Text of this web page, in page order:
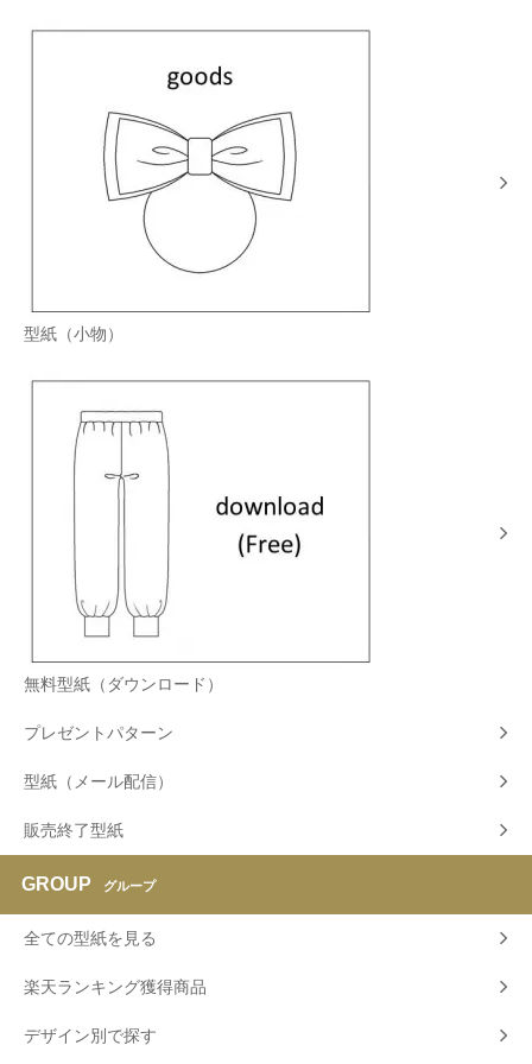
型紙（小物）
無料型紙（ダウンロード）
プレゼントパターン
型紙（メール配信）
販売終了型紙
GROUP グループ
全ての型紙を見る
楽天ランキング獲得商品
デザイン別で探す